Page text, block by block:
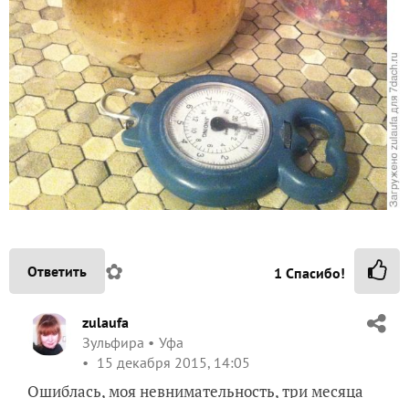
Ответить ✿ 1 Спасибо!
zulaufa
Зульфира
Уфа
15 декабря 2015, 14:05
Ошиблась, моя невнимательность, три месяца